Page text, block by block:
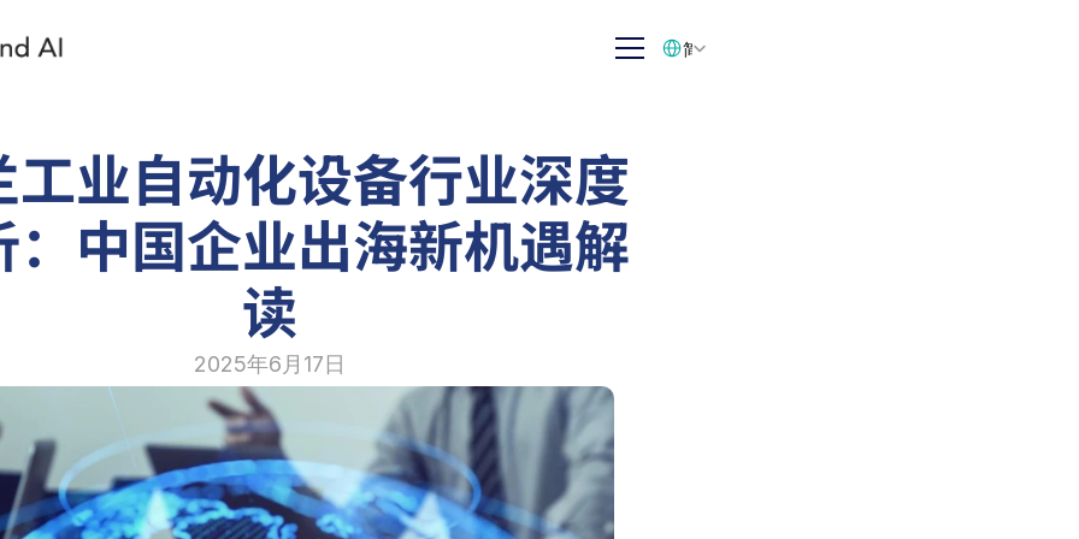
工业自动化设备行业深度
：中国企业出海新机遇解
读
2025年6月17日
简体中文